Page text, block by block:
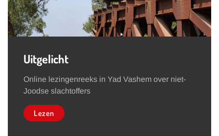
Uitgelicht
Online lezingenreeks in Yad Vashem over niet-
Joodse slachtoffers
Lezen